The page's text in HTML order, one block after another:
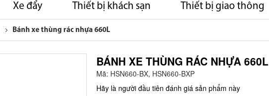
Xe đẩy Thiết bị khách sạn Thiết bị giao thông
Bánh xe thùng rác nhựa 660L
BÁNH XE THÙNG RÁC NHỰA 660L
Mã: HSN660-BX, HSN660-BXP
Hãy là người đầu tiên đánh giá sản phẩm này